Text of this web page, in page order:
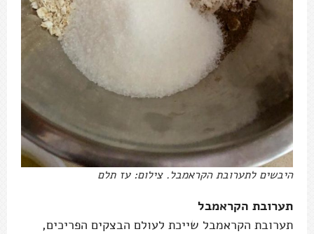
היבשים לתערובת הקראמבל. צילום: עז תלם
תערובת הקראמבל
תערובת הקראמבל שייכת לעולם הבצקים הפריכים,